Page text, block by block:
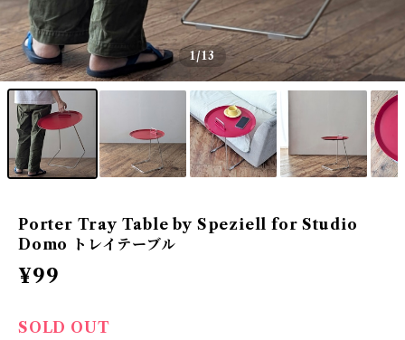
1/13
Porter Tray Table by Speziell for Studio
Domo トレイテーブル
¥99
SOLD OUT